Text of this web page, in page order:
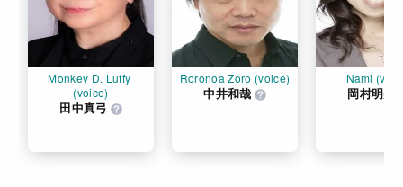
Monkey D. Luffy
(voice)
田中真弓
Roronoa Zoro (voice)
中井和哉
Nami
岡村明美